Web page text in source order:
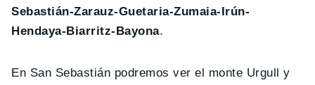
Sebastián-Zarauz-Guetaria-Zumaia-Irún-
Hendaya-Biarritz-Bayona.
En San Sebastián podremos ver el monte Urgull y